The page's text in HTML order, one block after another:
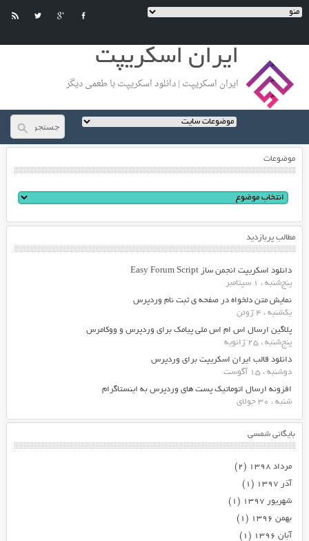
ایران اسکریپت
ایران اسکریپت | دانلود اسکریپت با طعمی دیگر
موضوعات
مطالب پربازدید
دانلود اسکریپت انجمن ساز Easy Forum Script
پنج‌شنبه ، 1 سپتامبر
نمایش متن دلخواه در صفحه ی ثبت نام وردپرس
یکشنبه ، 4 ژوئن
پلاگین ارسال اس ام اس ملی پیامک برای وردپرس و ووکامرس
پنج‌شنبه ، 25 ژانویه
دانلود قالب ایران اسکریپت برای وردپرس
دوشنبه ، 15 آگوست
افزونه ارسال اتوماتیک پست های وردپرس به اینستاگرام
شنبه ، 30 جولای
بایگانی شمسی
مرداد ۱۳۹۸
(۲)
آذر ۱۳۹۷
(۱)
شهریور ۱۳۹۷
(۱)
بهمن ۱۳۹۶
(۱)
آبان ۱۳۹۶
(۱)